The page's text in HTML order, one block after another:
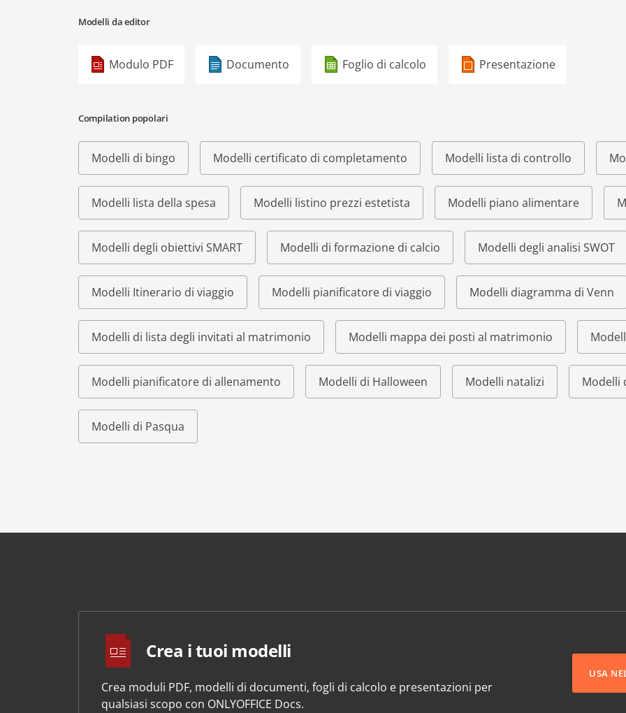
Modelli da editor
Modulo PDF Documento Foglio di calcolo Presentazione
Compilation popolari
Modelli di bingo Modelli certificato di completamento Modelli lista di controllo
Modelli lista della spesa Modelli listino prezzi estetista Modelli piano alimentare
Modelli degli obiettivi SMART Modelli di formazione di calcio Modelli degli analisi SWOT
Modelli Itinerario di viaggio Modelli pianificatore di viaggio Modelli diagramma di Venn
Modelli di lista degli invitati al matrimonio Modelli mappa dei posti al matrimonio
Modelli pianificatore di allenamento Modelli di Halloween Modelli natalizi Modelli
Modelli di Pasqua
Crea i tuoi modelli
Crea moduli PDF, modelli di documenti, fogli di calcolo e presentazioni per
qualsiasi scopo con ONLYOFFICE Docs.
USA